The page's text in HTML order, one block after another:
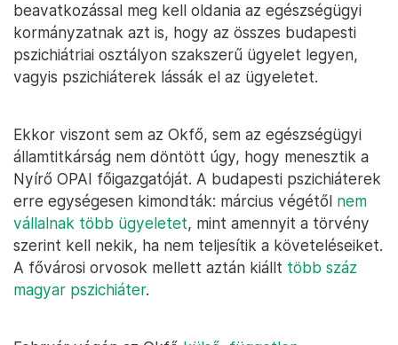
beavatkozással meg kell oldania az egészségügyi
kormányzatnak azt is, hogy az összes budapesti
pszichiátriai osztályon szakszerű ügyelet legyen,
vagyis pszichiáterek lássák el az ügyeletet.
Ekkor viszont sem az Okfő, sem az egészségügyi
államtitkárság nem döntött úgy, hogy menesztik a
Nyírő OPAI főigazgatóját. A budapesti pszichiáterek
erre egységesen kimondták: március végétől nem
vállalnak több ügyeletet, mint amennyit a törvény
szerint kell nekik, ha nem teljesítik a követeléseiket.
A fővárosi orvosok mellett aztán kiállt több száz
magyar pszichiáter.